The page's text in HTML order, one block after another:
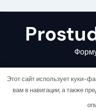
Copyright © All rights
Этот сайт использует куки-
вам в навигации, а также